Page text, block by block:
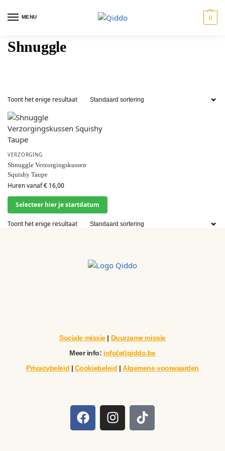
MENU 0
TravelTweeling
Shnuggle
Toont het enige resultaat
VERZORGING
Shnuggle Verzorgingskussen
Squishy Taupe
Huren vanaf€ 16,00
Selecteer hier je startdatum
Toont het enige resultaat
Sociale missie| Duurzame missie
Meer info: info(at)qiddo.be
Privacybeleid | Cookiebeleid |Algemene voorwaarden